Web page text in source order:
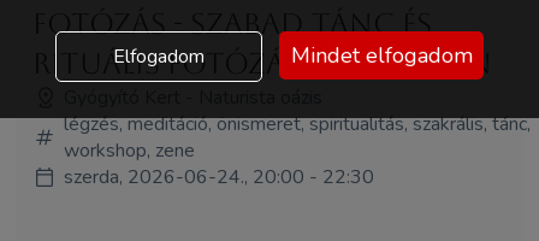
fotózás - Szabad tánc és
rituális fotózás női körben
légzés, meditáció, önismeret, spiritualitás, szakrális, tánc,
workshop, zene
szerda, 2026-06-24., 20:00 - 22:30
Elfogadom Mindet elfogadom